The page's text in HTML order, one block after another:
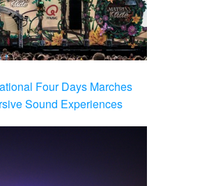
Four Days Marches
Sound Experiences